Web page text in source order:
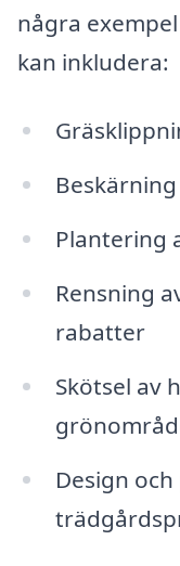
några
kan inkludera:
Plantering
Rensning
rabatter
Skötsel av
Design